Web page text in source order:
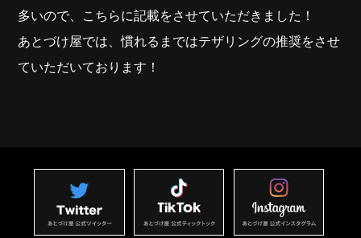
多いので、こちらに記載をさせていただきました！
あとづけ屋では、慣れるまではテザリングの推奨をさせ
ていただいております！